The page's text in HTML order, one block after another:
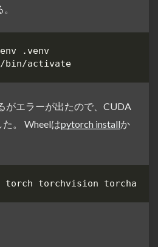
がエラーが出たので、CUDA
。 Wheelはpytorch installか